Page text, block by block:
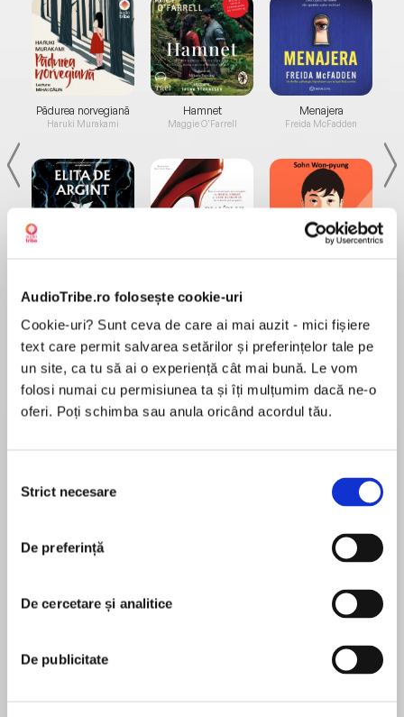
AudioTribe.ro folosește cookie-uri
Cookie-uri? Sunt ceva de care ai mai auzit - mici fișiere
text care permit salvarea setărilor și preferințelor tale pe
un site, ca tu să ai o experiență cât mai bună. Le vom
folosi numai cu permisiunea ta și îți mulțumim dacă ne-o
oferi. Poți schimba sau anula oricând acordul tău.
consimțământului
Strict necesare
De preferință
De cercetare și analitice
De publicitate
Pădurea norvegiană
Haruki Murakami
de...
Dani Francis
Hamnet
Maggie O'Farrell
la...
Lauren Weisberger
Menajera
Freida McFadden
Desprecarte
Beginning readers will love this I Can Read
picture book of the same title.
Top dog Duke and his crew of construction-
worker dogs are ready to knock down an old
cranes, bulldozers, dump trucks, and cement
mixers all on the job, these busy dogs have a lot
to do. Will they finish the new building in time?
În acest moment nu există recenzii
James Horvath
James Horvath has worked as a designer and
illustrator for more than fifteen years. In 2002 he